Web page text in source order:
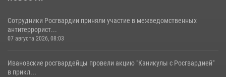
Сотрудники Росгвардии приняли участие в межведомственных
антитеррорист...
07 августа 2026, 08:03
Ивановские росгвардейцы провели акцию "Каникулы с Росгвардией"
в прикл...